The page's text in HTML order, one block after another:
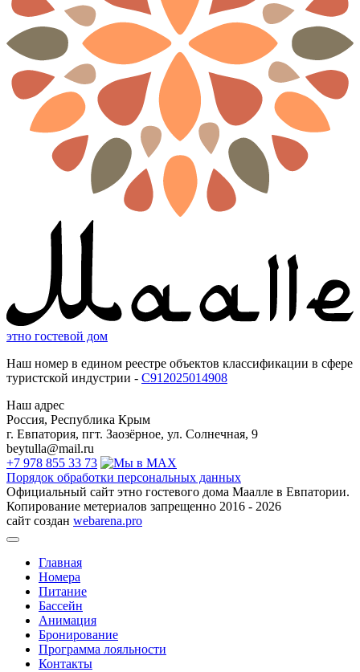
этно гостевой дом
Наш номер в едином реестре объектов классификации в сфере
туристской индустрии - С912025014908
Наш адрес
Россия, Республика Крым
г. Евпатория, пгт. Заозёрное, ул. Солнечная, 9
beytulla@mail.ru
+7 978 855 33 73
Порядок обработки персональных данных
Официальный сайт этно гостевого дома Маалле в Евпатории.
Копирование метериалов запрещенно 2016 - 2026
сайт создан webarena.pro
Главная
Номера
Питание
Бассейн
Анимация
Бронирование
Программа лояльности
Контакты